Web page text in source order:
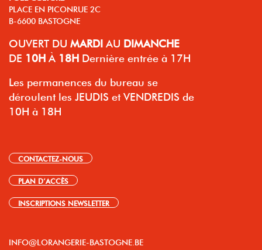
PLACE EN PICONRUE 2C
B-6600 BASTOGNE
OUVERT DU MARDI AU DIMANCHE
DE 10H À 18H Dernière entrée à 17H
Les permanences du bureau se
déroulent les JEUDIS et VENDREDIS de
10H à 18H
CONTACTEZ-NOUS
PLAN D’ACCÈS
INSCRIPTIONS NEWSLETTER
INFO@LORANGERIE-BASTOGNE.BE